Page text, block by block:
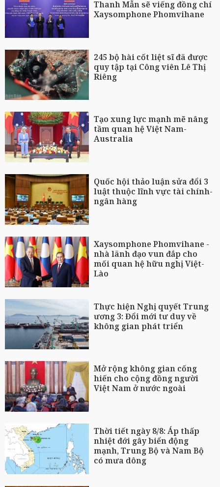
Thanh Mẫn sẽ viếng đồng chí
Xaysomphone Phomvihane
245 bộ hài cốt liệt sĩ đã được
quy tập tại Công viên Lê Thị
Riêng
Tạo xung lực mạnh mẽ nâng
tầm quan hệ Việt Nam-
Australia
Quốc hội thảo luận sửa đổi 3
luật thuộc lĩnh vực tài chính-
ngân hàng
Xaysomphone Phomvihane -
nhà lãnh đạo vun đắp cho
mối quan hệ hữu nghị Việt-
Lào
Thực hiện Nghị quyết Trung
ương 3: Đổi mới tư duy về
không gian phát triển
Mở rộng không gian cống
hiến cho cộng đồng người
Việt Nam ở nước ngoài
Thời tiết ngày 8/8: Áp thấp
nhiệt đới gây biển động
mạnh, Trung Bộ và Nam Bộ
có mưa dông